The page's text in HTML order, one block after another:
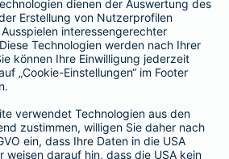
Zusatzversicherung
Tierversicherungen
Adresse ändern
Schaden melden